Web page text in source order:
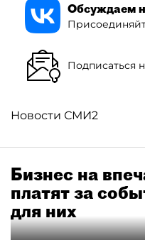
Обсуждаем
Подписаться
Новости СМИ2
Бизнес на
платят за
для них